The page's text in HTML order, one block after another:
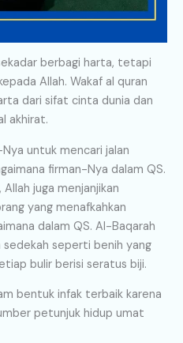
berbagi harta, tetapi
Allah. Wakaf al quran
dari sifat cinta dunia dan
akhirat.
untuk mencari jalan
firman-Nya dalam QS.
juga menjanjikan
yang menafkahkan
dalam QS. Al-Baqarah
seperti benih yang
bulir berisi seratus biji.
bentuk infak terbaik karena
petunjuk hidup umat